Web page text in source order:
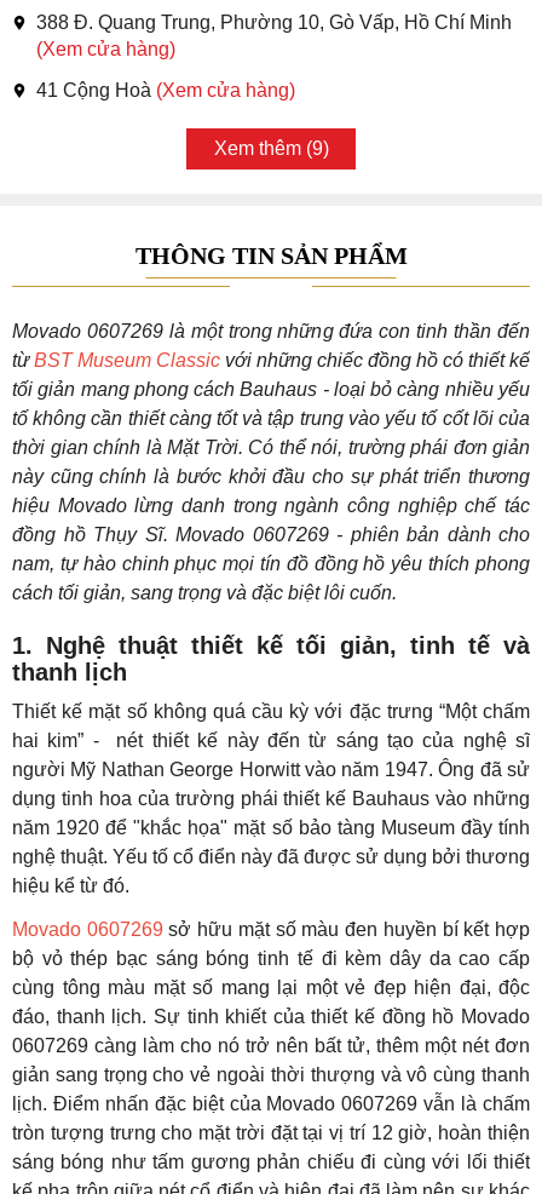
388 Đ. Quang Trung, Phường 10, Gò Vấp, Hồ Chí Minh
(Xem cửa hàng)
41 Cộng Hoà (Xem cửa hàng)
Xem thêm (9)
THÔNG TIN SẢN PHẨM
Movado 0607269 là một trong những đứa con tinh thần đến
từBST Museum Classic với những chiếc đồng hồ có thiết kế
tối giản mang phong cách Bauhaus - loại bỏ càng nhiều yếu
tố không cần thiết càng tốt và tập trung vào yếu tố cốt lõi của
thời gian chính là Mặt Trời. Có thể nói, trường phái đơn giản
này cũng chính là bước khởi đầu cho sự phát triển thương
hiệu Movado lừng danh trong ngành công nghiệp chế tác
đồng hồ Thụy Sĩ. Movado 0607269 - phiên bản dành cho
nam, tự hào chinh phục mọi tín đồ đồng hồ yêu thích phong
cách tối giản, sang trọng và đặc biệt lôi cuốn.
1. Nghệ thuật thiết kế tối giản, tinh tế và
thanh lịch
Thiết kế mặt số không quá cầu kỳ với đặc trưng “Một chấm
hai kim” - nét thiết kế này đến từ sáng tạo của nghệ sĩ
người Mỹ Nathan George Horwitt vào năm 1947. Ông đã sử
dụng tinh hoa của trường phái thiết kế Bauhaus vào những
năm 1920 để "khắc họa" mặt số bảo tàng Museum đầy tính
nghệ thuật. Yếu tố cổ điển này đã được sử dụng bởi thương
hiệu kể từ đó.
Movado 0607269sở hữu mặt số màu đen huyền bí kết hợp
bộ vỏ thép bạc sáng bóng tinh tế đi kèm dây da cao cấp
cùng tông màu mặt số mang lại một vẻ đẹp hiện đại, độc
đáo, thanh lịch. Sự tinh khiết của thiết kế đồng hồ Movado
0607269 càng làm cho nó trở nên bất tử, thêm một nét đơn
giản sang trọng cho vẻ ngoài thời thượng và vô cùng thanh
lịch. Điểm nhấn đặc biệt của Movado 0607269 vẫn là chấm
tròn tượng trưng cho mặt trời đặt tại vị trí 12 giờ, hoàn thiện
sáng bóng như tấm gương phản chiếu đi cùng với lối thiết